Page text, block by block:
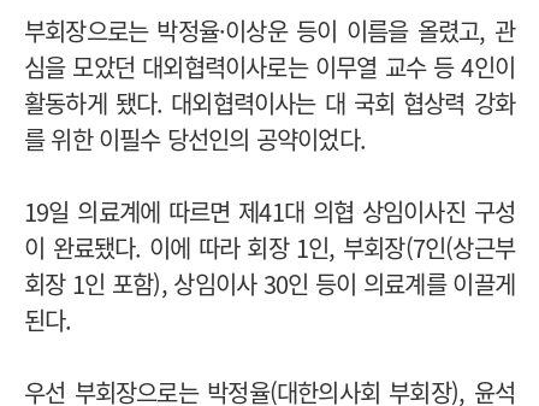
부회장으로는 박정율·이상운 등이 이름을 올렸고, 관
심을 모았던 대외협력이사로는 이무열 교수 등 4인이
활동하게 됐다. 대외협력이사는 대 국회 협상력 강화
를 위한 이필수 당선인의 공약이었다.
19일 의료계에 따르면 제41대 의협 상임이사진 구성
이 완료됐다. 이에 따라 회장 1인, 부회장(7인(상근부
회장 1인 포함), 상임이사 30인 등이 의료계를 이끌게
된다.
우선 부회장으로는 박정율(대한의사회 부회장), 윤석